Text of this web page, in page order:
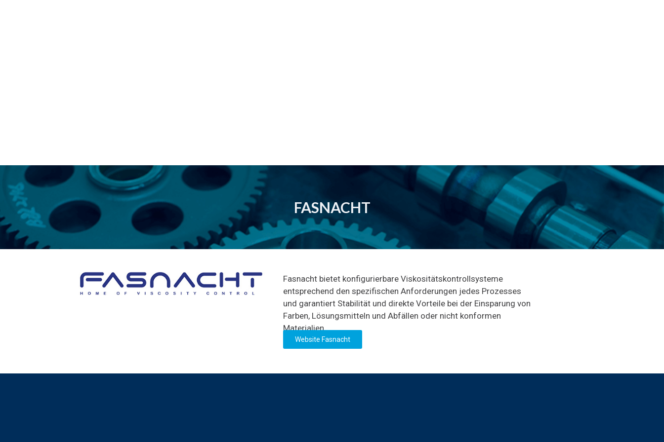
FASNACHT
Fasnacht bietet konfigurierbare Viskositätskontrollsysteme
entsprechend den spezifischen Anforderungen jedes Prozesses
und garantiert Stabilität und direkte Vorteile bei der Einsparung von
Farben, Lösungsmitteln und Abfällen oder nicht konformen
Materialien.
Website Fasnacht